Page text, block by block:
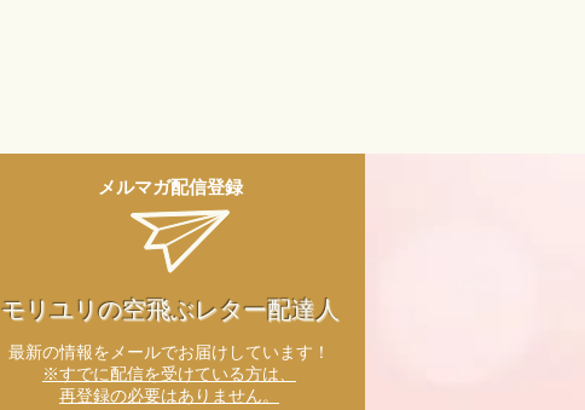
メルマガ配信登録
モリユリの空飛ぶレター配達人
​最新の情報をメールでお届けしています！
※すでに配信を受けている方は、
再登録の必要はありません。